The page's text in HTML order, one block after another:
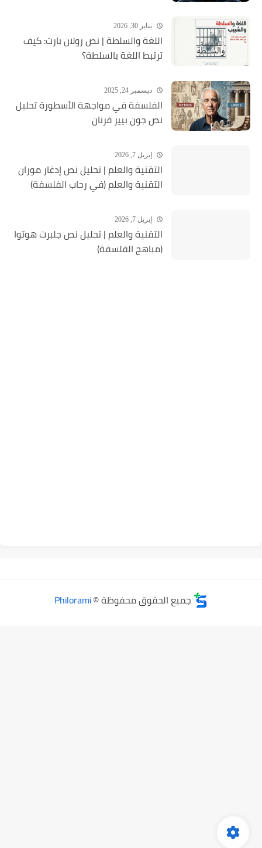
يناير 30, 2026
اللغة والسلطة | نص رولان بارت: كيف
ترتبط اللغة بالسلطة؟
ديسمبر 24, 2025
الفلسفة في مواجهة الأسطورة تحليل
نص جون بيير فرنان
إبريل 7, 2026
التقنية والعلم | تحليل نص إدغار موران
التقنية والعلم (في رحاب الفلسفة)
إبريل 7, 2026
التقنية والعلم | تحليل نص جلبرت هوتوا
(مباهج الفلسفة)
جميع الحقوق محفوظة ©Philorami